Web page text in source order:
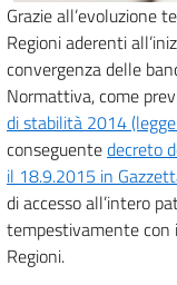
Grazie all’evoluzione
Regioni aderenti
convergenza delle
Normattiva, come
di stabilità 2014
conseguentedecreto
il 18.9.2015 in
di accesso all’intero
tempestivamente
Regioni.